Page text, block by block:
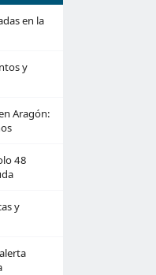
en la
y
Aragón:
48
y